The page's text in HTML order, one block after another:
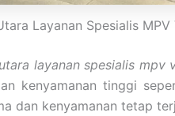
Layanan Spesialis MPV
layanan spesialis mpv
kenyamanan tinggi
dan kenyamanan tetap